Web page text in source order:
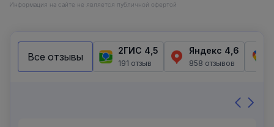
Информация на сайте не является публичной офертой